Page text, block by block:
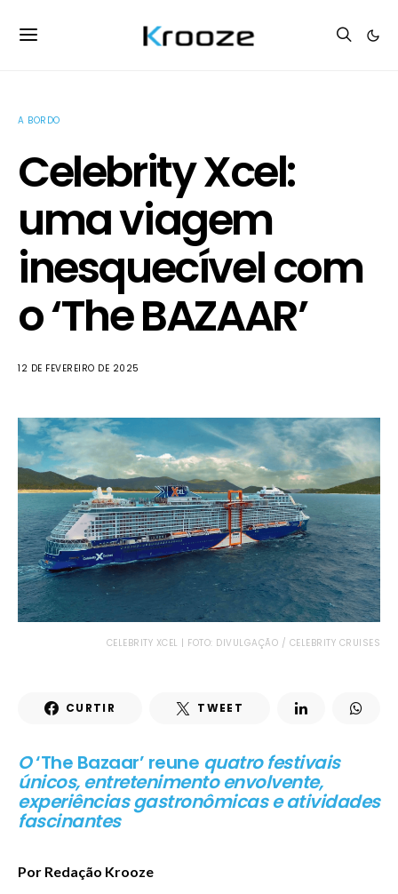
A BORDO
Celebrity Xcel:
uma viagem
inesquecível com
o ‘The BAZAAR’
12 DE FEVEREIRO DE 2025
CELEBRITY XCEL | FOTO: DIVULGAÇÃO / CELEBRITY CRUISES
CURTIR TWEET
O‘The Bazaar’ reune quatro festivais
únicos, entretenimento envolvente,
experiências gastronômicas e atividades
fascinantes
Por Redação Krooze